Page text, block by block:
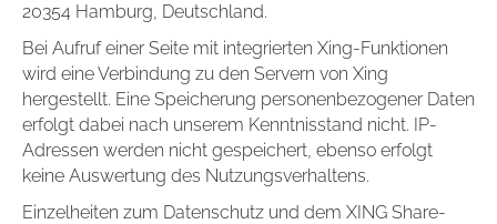
20354 Hamburg, Deutschland.
Bei Aufruf einer Seite mit integrierten Xing-Funktionen
wird eine Verbindung zu den Servern von Xing
hergestellt. Eine Speicherung personenbezogener Daten
erfolgt dabei nach unserem Kenntnisstand nicht. IP-
Adressen werden nicht gespeichert, ebenso erfolgt
keine Auswertung des Nutzungsverhaltens.
Einzelheiten zum Datenschutz und dem XING Share-